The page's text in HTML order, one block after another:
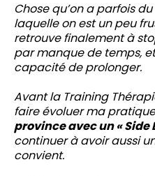
Chose qu’on a parfois
laquelle on est un peu
retrouve finalement à
par manque de temps,
capacité de prolonger.
Avant la Training
faire évoluer ma
province avec un « Side
continuer à avoir aussi
convient.